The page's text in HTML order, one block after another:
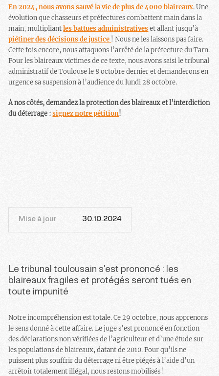
En 2024, nous avons sauvé la vie de plus de 4000 blaireaux. Une
évolution que chasseurs et préfectures combattent main dans la
main, multipliantles battues administrativeset allant jusqu’à
piétiner des décisions de justice ! Nous ne les laissons pas faire.
Cette fois encore, nous attaquons l’arrêté de la préfecture du Tarn.
Pour les blaireaux victimes de ce texte, nous avons saisi le tribunal
administratif de Toulouse le 8 octobre dernier et demanderons en
urgence sa suspension à l’audience du lundi 28 octobre.
À nos côtés, demandez la protection des blaireaux et l’interdiction
du déterrage :signez notre pétition!
Mise à jour 30.10.2024
Le tribunal toulousain s’est prononcé : les
blaireaux fragiles et protégés seront tués en
toute impunité
Notre incompréhension est totale. Ce 29 octobre, nous apprenons
le sens donné à cette affaire. Le juge s’est prononcé en fonction
des déclarations non vérifiées de l’agriculteur et d’une étude sur
les populations de blaireaux, datant de 2010. Pour qu’ils ne
puissent plus souffrir du déterrage ni être piégés à l’aide d’un
arrêtoir totalement illégal, nous restons mobilisés !